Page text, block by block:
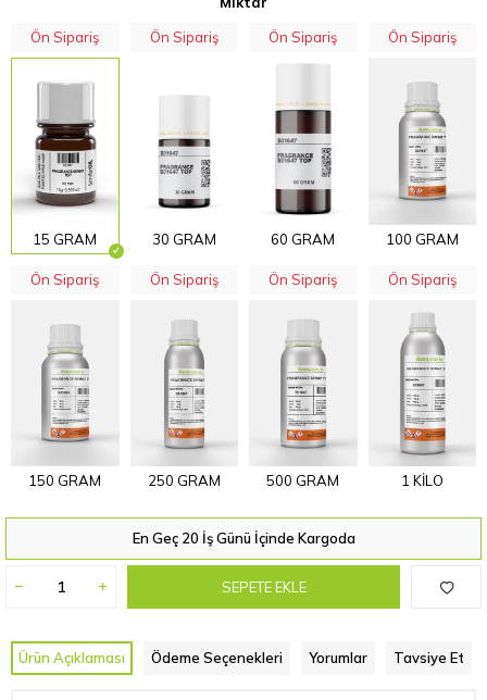
Ön Sipariş
15 GRAM
Ön Sipariş
30 GRAM
Ön Sipariş
60 GRAM
Ön Sipariş
100 GRAM
Ön Sipariş
150 GRAM
Ön Sipariş
250 GRAM
Ön Sipariş
500 GRAM
Ön Sipariş
1 KİLO
En Geç 20 İş Günü İçinde Kargoda
SEPETE EKLE
Ürün Açıklaması Ödeme Seçenekleri Yorumlar Tavsiye Et